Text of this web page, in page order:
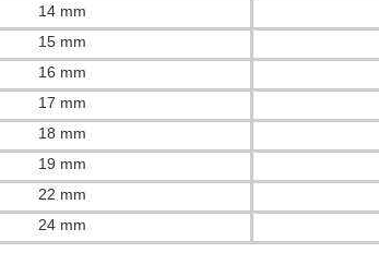
14 mm
15 mm
16 mm
17 mm
18 mm
19 mm
22 mm
24 mm